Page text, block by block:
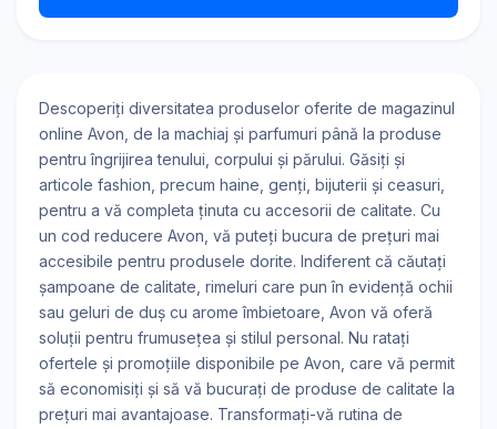
Descoperiți diversitatea produselor oferite de magazinul
online Avon, de la machiaj și parfumuri până la produse
pentru îngrijirea tenului, corpului și părului. Găsiți și
articole fashion, precum haine, genți, bijuterii și ceasuri,
pentru a vă completa ținuta cu accesorii de calitate. Cu
un cod reducere Avon, vă puteți bucura de prețuri mai
accesibile pentru produsele dorite. Indiferent că căutați
șampoane de calitate, rimeluri care pun în evidență ochii
sau geluri de duș cu arome îmbietoare, Avon vă oferă
soluții pentru frumusețea și stilul personal. Nu ratați
ofertele și promoțiile disponibile pe Avon, care vă permit
să economisiți și să vă bucurați de produse de calitate la
prețuri mai avantajoase. Transformați-vă rutina de